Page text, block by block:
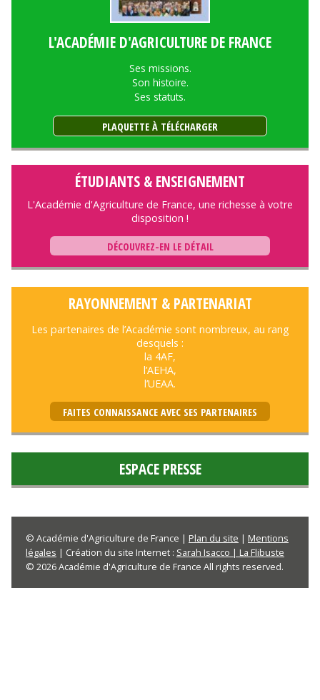
L'ACADÉMIE D'AGRICULTURE DE FRANCE
Ses missions.
Son histoire.
Ses statuts.
PLAQUETTE À TÉLÉCHARGER
ÉTUDIANTS & ENSEIGNEMENT
L'Académie d'Agriculture de France, une richesse à votre
disposition !
DÉCOUVREZ-EN LE DÉTAIL
RAYONNEMENT & PARTENARIAT
Les partenaires de l’Académie sont nombreux, au rang
desquels :
la 4AF,
l’AEHA,
l’UEAA.
FAITES CONNAISSANCE AVEC SES PARTENAIRES
ESPACE PRESSE
© Académie d'Agriculture de France | Plan du site | Mentions
légales | Création du site Internet : Sarah Isacco | La Flibuste
© 2026 Académie d'Agriculture de France All rights reserved.